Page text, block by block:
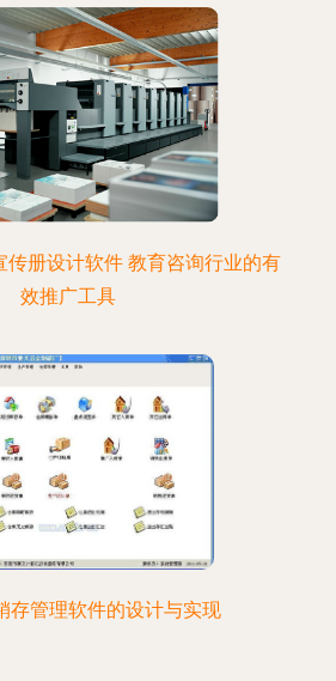
传册设计软件 教育咨询行业的有
效推广工具
存管理软件的设计与实现